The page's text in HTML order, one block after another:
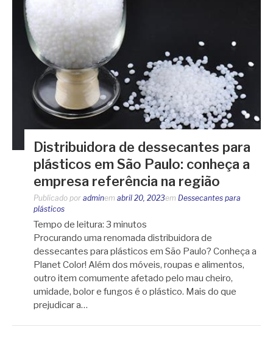
Distribuidora de dessecantes para
plásticos em São Paulo: conheça a
empresa referência na região
Publicado por adminem abril 20, 2023em Dessecantes para
plásticos
Tempo de leitura: 3 minutos
Procurando uma renomada distribuidora de
dessecantes para plásticos em São Paulo? Conheça a
Planet Color! Além dos móveis, roupas e alimentos,
outro item comumente afetado pelo mau cheiro,
umidade, bolor e fungos é o plástico. Mais do que
prejudicar a…